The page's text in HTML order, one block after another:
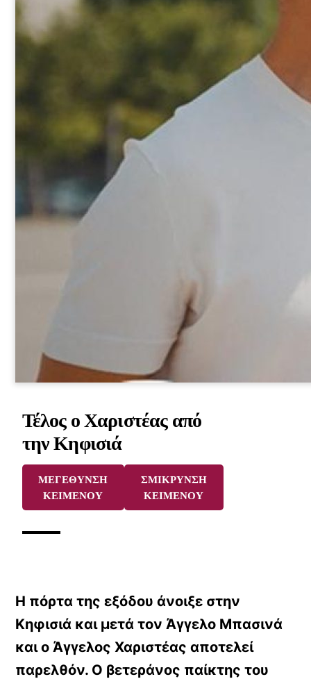
Τέλος ο Χαριστέας από
την Κηφισιά
ΜΕΓΕΘΥΝΣΗ
ΚΕΙΜΕΝΟΥ
ΣΜΙΚΡΥΝΣΗ
ΚΕΙΜΕΝΟΥ
Η πόρτα της εξόδου άνοιξε στην
Κηφισιά και μετά τον Άγγελο Μπασινά
και ο Άγγελος Χαριστέας αποτελεί
παρελθόν. Ο βετεράνος παίκτης του